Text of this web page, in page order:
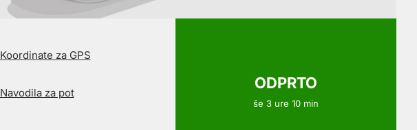
ODPRTO
še 3 ure 10 min
Koordinate za GPS
Navodila za pot